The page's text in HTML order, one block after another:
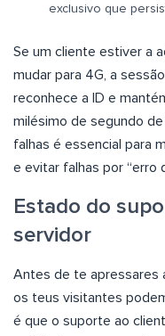
exclusivo que
Se um cliente estiver a
mudar para 4G, a
reconhece a ID e
milésimo de segundo
falhas é essencial para
e evitar falhas por “erro
Estado do
servidor
Antes de te apressares
os teus visitantes
é que o suporte ao